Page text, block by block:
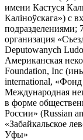
имени Кастуся
Калiноўскага») с
подразделениями;
организация
Deputowanych
Американская
Foundation, Inc
international,
Международная
в форме
России» (Russian
«Забайкальское
Уфы»